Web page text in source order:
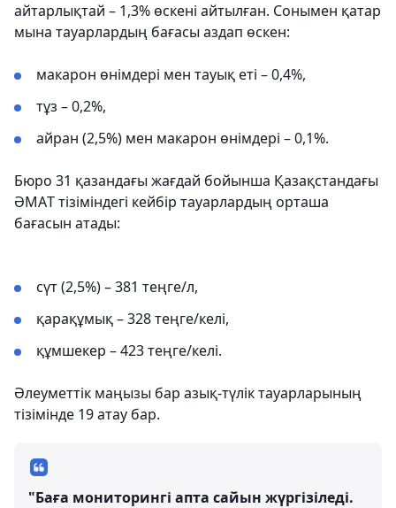
айтарлықтай – 1,3% өскені айтылған. Сонымен қатар
мына тауарлардың бағасы аздап өскен:
макарон өнімдері мен тауық еті – 0,4%,
тұз – 0,2%,
айран (2,5%) мен макарон өнімдері – 0,1%.
Бюро 31 қазандағы жағдай бойынша Қазақстандағы
ӘМАT тізіміндегі кейбір тауарлардың орташа
бағасын атады:
сүт (2,5%) – 381 теңге/л,
қарақұмық – 328 теңге/келі,
құмшекер – 423 теңге/келі.
Әлеуметтік маңызы бар азық-түлік тауарларының
тізімінде 19 атау бар.
"Баға мониторингі апта сайын жүргізіледі.